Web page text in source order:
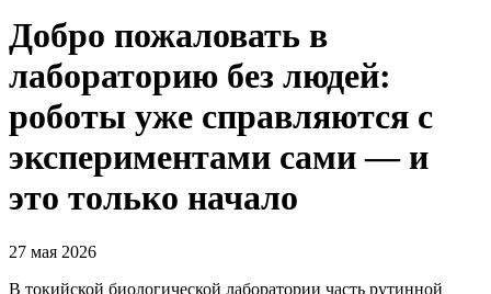
Добро пожаловать в
лабораторию без людей:
роботы уже справляются с
экспериментами сами — и
это только начало
27 мая 2026
В токийской биологической лаборатории часть рутинной